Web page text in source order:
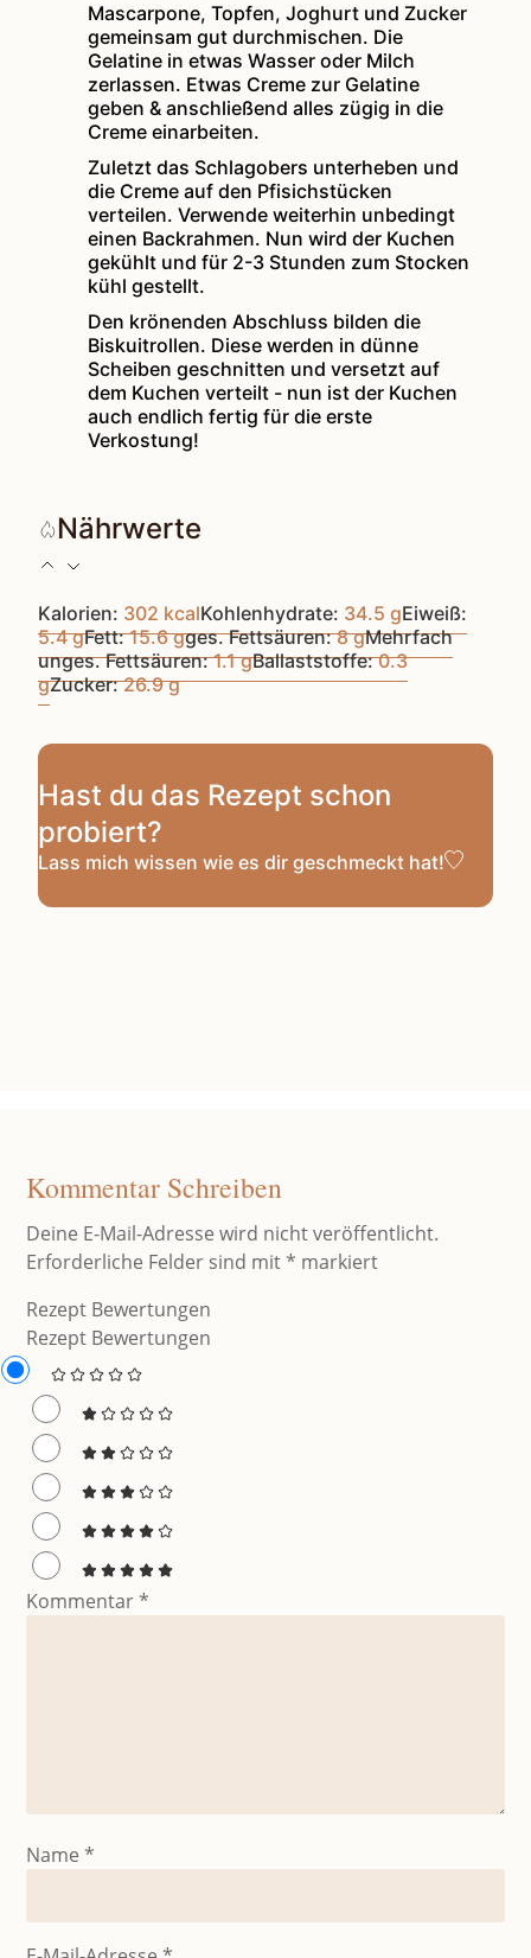
Mascarpone, Topfen, Joghurt und Zucker
gemeinsam gut durchmischen. Die
Gelatine in etwas Wasser oder Milch
zerlassen. Etwas Creme zur Gelatine
geben & anschließend alles zügig in die
Creme einarbeiten.
Zuletzt das Schlagobers unterheben und
die Creme auf den Pfisichstücken
verteilen. Verwende weiterhin unbedingt
einen Backrahmen. Nun wird der Kuchen
gekühlt und für 2-3 Stunden zum Stocken
kühl gestellt.
Den krönenden Abschluss bilden die
Biskuitrollen. Diese werden in dünne
Scheiben geschnitten und versetzt auf
dem Kuchen verteilt - nun ist der Kuchen
auch endlich fertig für die erste
Verkostung!
Nährwerte
Kalorien: 302 kcalKohlenhydrate: 34.5 gEiweiß:
5.4 gFett:15.6 gges. Fettsäuren:8 gMehrfach
unges. Fettsäuren:1.1 gBallaststoffe:0.3
gZucker:26.9 g
Hast du das Rezept schon
probiert?
Lass mich wissen wie es dir geschmeckt hat!
Kommentar Schreiben
Deine E-Mail-Adresse wird nicht veröffentlicht.
Erforderliche Felder sind mit* markiert
Rezept Bewertungen
Rezept Bewertungen
Kommentar*
Name*